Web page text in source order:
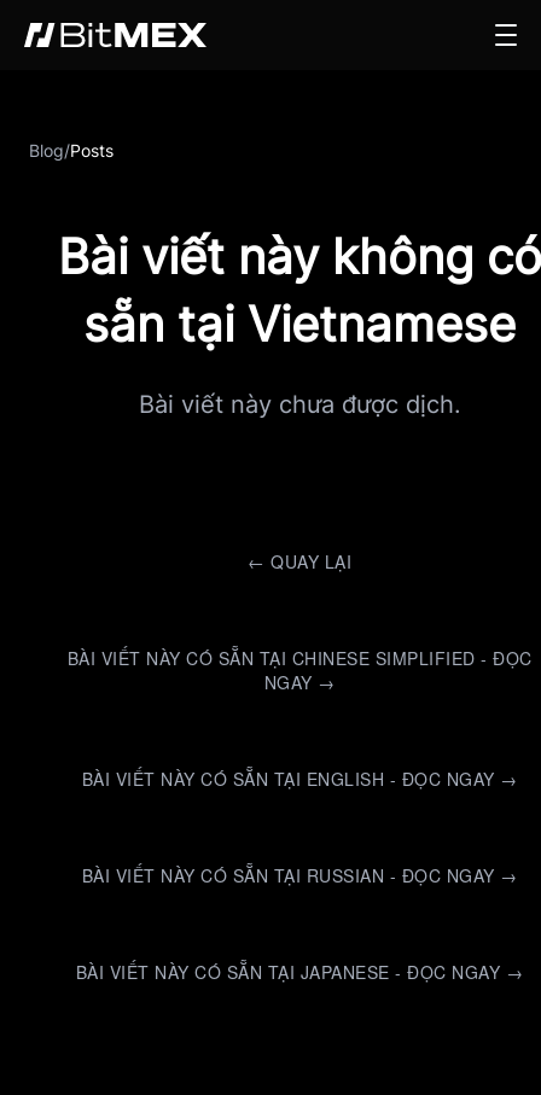
Blog/Posts
Bài viết này không có
sẵn tại Vietnamese
Bài viết này chưa được dịch.
← QUAY LẠI
BÀI VIẾT NÀY CÓ SẴN TẠI CHINESE SIMPLIFIED - ĐỌC
NGAY →
BÀI VIẾT NÀY CÓ SẴN TẠI ENGLISH - ĐỌC NGAY →
BÀI VIẾT NÀY CÓ SẴN TẠI RUSSIAN - ĐỌC NGAY →
BÀI VIẾT NÀY CÓ SẴN TẠI JAPANESE - ĐỌC NGAY →